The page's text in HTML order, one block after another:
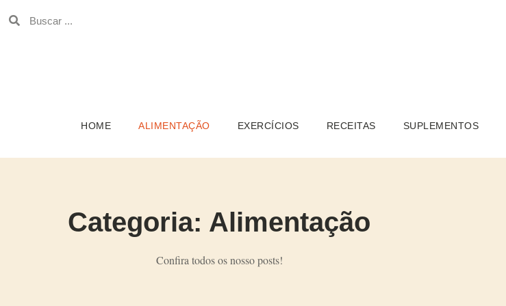
HOME ALIMENTAÇÃO EXERCÍCIOS RECEITAS SUPLEMENTOS
Categoria: Alimentação
Confira todos os nosso posts!